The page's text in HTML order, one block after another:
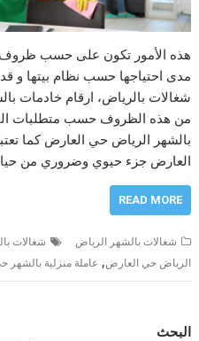
هذه الأمور تكون على حسب ظروف
مدى احتياجها حسب نظام بيتها و
شغالات بالرياض، ارقام خادمات
من هذه الظروف حسب متطلبات
بالشهر الرياض حي العارض كما
العارض جزء حيوي وضروري من
READ MORE
شغالات بالشهر الرياض شغالات بالشهر
الرياض حي العارض, عاملة منزلية بالشهر
البحث